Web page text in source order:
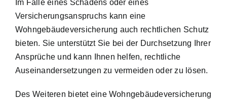
Im Falle eines Schadens oder eines
Versicherungsanspruchs kann eine
Wohngebäudeversicherung auch rechtlichen Schutz
bieten. Sie unterstützt Sie bei der Durchsetzung Ihrer
Ansprüche und kann Ihnen helfen, rechtliche
Auseinandersetzungen zu vermeiden oder zu lösen.
Des Weiteren bietet eine Wohngebäudeversicherung